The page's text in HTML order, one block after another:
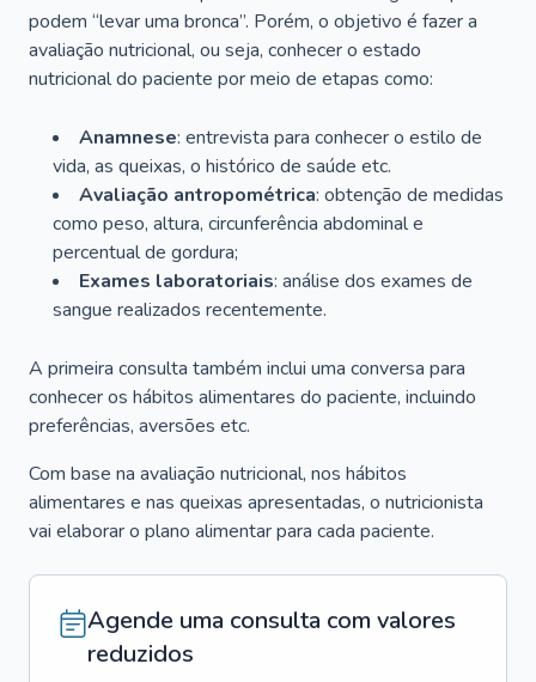
podem “levar uma bronca”. Porém, o objetivo é fazer a
avaliação nutricional, ou seja, conhecer o estado
nutricional do paciente por meio de etapas como:
Anamnese: entrevista para conhecer o estilo de
vida, as queixas, o histórico de saúde etc.
Avaliação antropométrica: obtenção de medidas
como peso, altura, circunferência abdominal e
percentual de gordura;
Exames laboratoriais: análise dos exames de
sangue realizados recentemente.
A primeira consulta também inclui uma conversa para
conhecer os hábitos alimentares do paciente, incluindo
preferências, aversões etc.
Com base na avaliação nutricional, nos hábitos
alimentares e nas queixas apresentadas, o nutricionista
vai elaborar o plano alimentar para cada paciente.
Agende uma consulta com valores
reduzidos